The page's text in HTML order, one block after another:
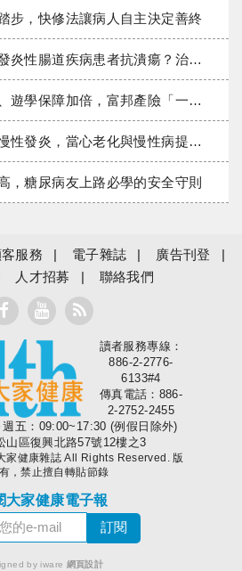
應定期接受醫師觸診，必要時安
； 40歲 起每年一次醫師觸診，並以
及Ｘ光攝影交替檢 查。 註：本文
健康保險局與台灣諾華公司合辦的
列講座之一， 健康講座將持續至 9
步，快修法讓病人自主決定善終
病患者抗潰瘍？治療進展與健保給付困境一次看
，富邦產險「一期逐夢」專案加碼遠距醫療與緊急救援
發炎，當心老化與慢性病提早報到
，糖尿病友上路必學的安全守則
服務 電子雜誌
廣告刊登
人才招募 聯絡我們
大家健康
讀者服務專線：
886-2-2776-
6133#4
傳真電話：886-
2-2752-2455
五：09:00~17:30 (例假日除外)
山區復興北路57號12樓之3
健康雜誌 All Rights Reserved. 版
，禁止擅自轉貼節錄
大家健康電子報
by iware 網頁設計